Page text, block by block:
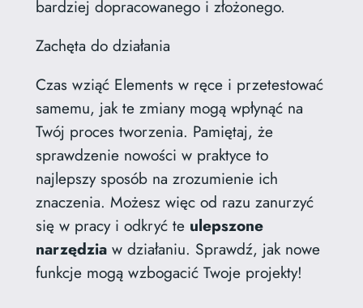
bardziej dopracowanego i złożonego.
Zachęta do działania
Czas wziąć Elements w ręce i przetestować
samemu, jak te zmiany mogą wpłynąć na
Twój proces tworzenia. Pamiętaj, że
sprawdzenie nowości w praktyce to
najlepszy sposób na zrozumienie ich
znaczenia. Możesz więc od razu zanurzyć
się w pracy i odkryć te ulepszone
narzędziaw działaniu. Sprawdź, jak nowe
funkcje mogą wzbogacić Twoje projekty!